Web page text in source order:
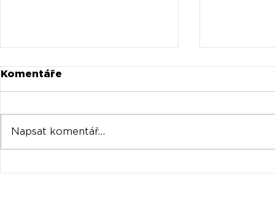
Komentáře
Napsat komentář...